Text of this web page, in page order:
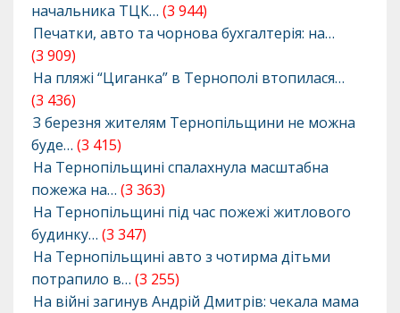
начальника ТЦК… (3 944)
Печатки, авто та чорнова бухгалтерія: на…
(3 909)
На пляжі “Циганка” в Тернополі втопилася…
(3 436)
З березня жителям Тернопільщини не можна
буде… (3 415)
На Тернопільщині спалахнула масштабна
пожежа на… (3 363)
На Тернопільщині під час пожежі житлового
будинку… (3 347)
На Тернопільщині авто з чотирма дітьми
потрапило в… (3 255)
На війні загинув Андрій Дмитрів: чекала мама